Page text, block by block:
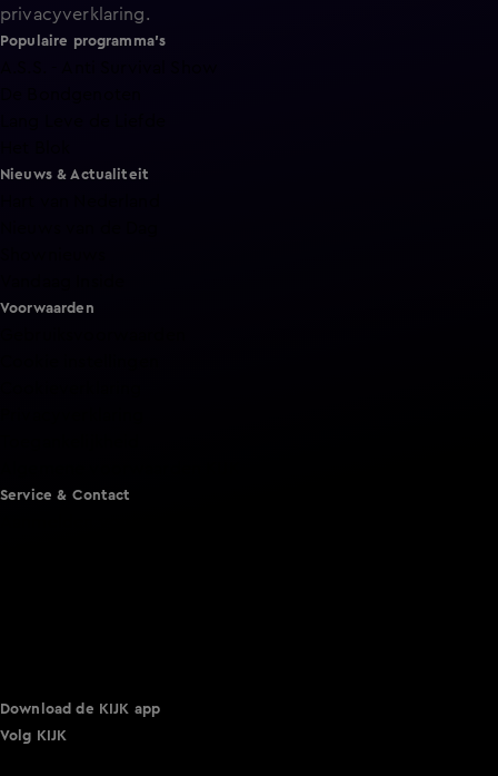
privacyverklaring.
Populaire programma's
Nieuws & Actualiteit
Voorwaarden
Service & Contact
Download de KIJK app
Volg KIJK